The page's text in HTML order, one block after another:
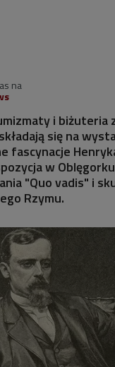
na
i
się na
fascynacje
w
"Quo vadis" i
Rzymu.